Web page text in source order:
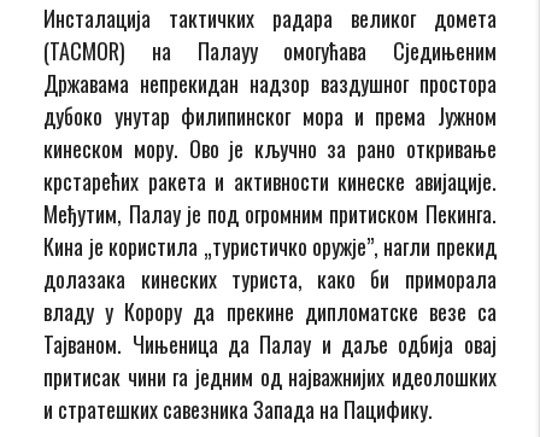
Инсталација тактичких радара великог домета
(TACMOR) на Палауу омогућава Сједињеним
Државама непрекидан надзор ваздушног простора
дубоко унутар филипинског мора и према Јужном
кинеском мору. Ово је кључно за рано откривање
крстарећих ракета и активности кинеске авијације.
Међутим, Палау је под огромним притиском Пекинга.
Кина је користила „туристичко оружје”, нагли прекид
долазака кинеских туриста, како би приморала
владу у Корору да прекине дипломатске везе са
Тајваном. Чињеница да Палау и даље одбија овај
притисак чини га једним од најважнијих идеолошких
и стратешких савезника Запада на Пацифику.